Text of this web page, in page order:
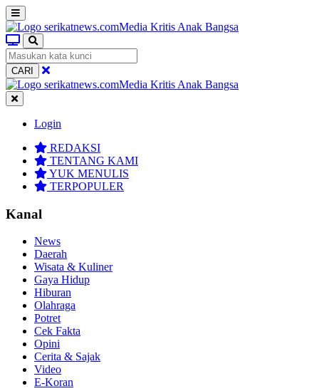
CARI
Login
REDAKSI
TENTANG KAMI
YUK MENULIS
TERPOPULER
Kanal
News
Daerah
Wisata & Kuliner
Gaya Hidup
Hiburan
Olahraga
Potret
Cek Fakta
Opini
Cerita & Sajak
Video
E-Koran